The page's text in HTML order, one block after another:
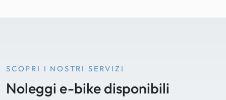
SCOPRI I NOSTRI SERVIZI
Noleggi e-bike disponibili